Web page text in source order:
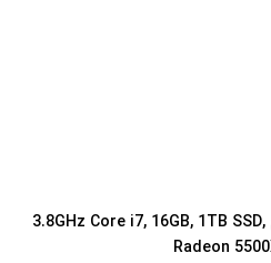
آی‎ مک 2020 کاستوم 27 اینچ 3.8GHz Core i7, 16GB, 1TB SSD,
Radeon